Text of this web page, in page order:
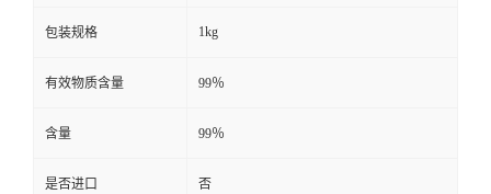
包装规格 1kg
有效物质含量 99％
含量 99％
是否进口 否